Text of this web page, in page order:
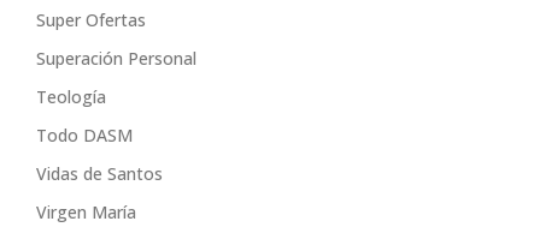
Super Ofertas
Superación Personal
Teología
Todo DASM
Vidas de Santos
Virgen María